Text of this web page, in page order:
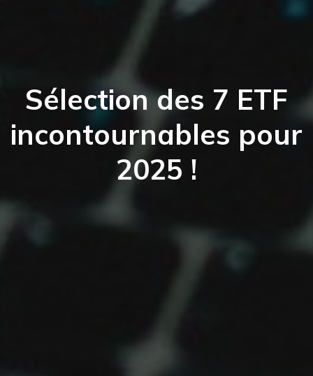
Sélection des 7 ETF
incontournables pour
2025 !